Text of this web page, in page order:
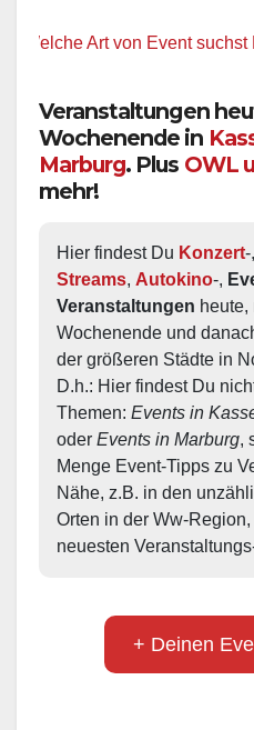
Art von Event suchst Du
Veranstaltungen
Wochenende in
Marburg. Plus OWL
mehr!
Hier findest Du Konzert-,
Streams, Autokino-,
Veranstaltungen heute,
Wochenende und
der größeren Städte in
D.h.: Hier findest Du
Themen: Events in
oder Events in Marburg,
Menge Event-Tipps zu
Nähe, z.B. in den
Orten in der Ww-
neuesten
+ Deinen